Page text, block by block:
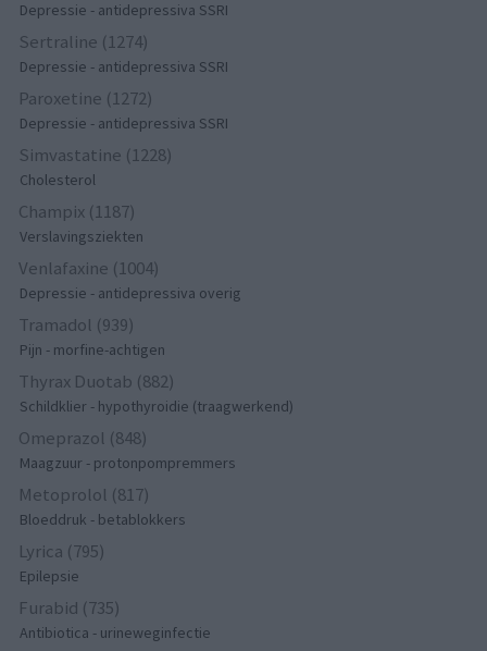
Depressie - antidepressiva SSRI
Sertraline (1274)
Depressie - antidepressiva SSRI
Paroxetine (1272)
Depressie - antidepressiva SSRI
Simvastatine (1228)
Cholesterol
Champix (1187)
Verslavingsziekten
Venlafaxine (1004)
Depressie - antidepressiva overig
Tramadol (939)
Pijn - morfine-achtigen
Thyrax Duotab (882)
Schildklier - hypothyroidie (traagwerkend)
Omeprazol (848)
Maagzuur - protonpompremmers
Metoprolol (817)
Bloeddruk - betablokkers
Lyrica (795)
Epilepsie
Furabid (735)
Antibiotica - urineweginfectie